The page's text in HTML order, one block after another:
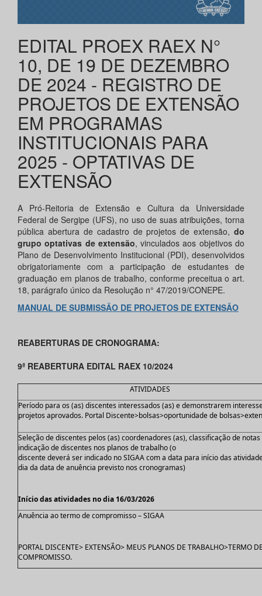
EDITAL PROEX RAEX N°
10, DE 19 DE DEZEMBRO
DE 2024 - REGISTRO DE
PROJETOS DE EXTENSÃO
EM PROGRAMAS
INSTITUCIONAIS PARA
2025 - OPTATIVAS DE
EXTENSÃO
A Pró-Reitoria de Extensão e Cultura da Universidade
Federal de Sergipe (UFS), no uso de suas atribuições, torna
pública abertura de cadastro de projetos de extensão, do
grupo optativas de extensão, vinculados aos objetivos do
Plano de Desenvolvimento Institucional (PDI), desenvolvidos
obrigatoriamente com a participação de estudantes de
graduação em planos de trabalho, conforme preceitua o art.
18, parágrafo único da Resolução n° 47/2019/CONEPE.
MANUAL DE SUBMISSÃO DE PROJETOS DE EXTENSÃO
REABERTURAS DE CRONOGRAMA:
9ª REABERTURA EDITAL RAEX 10/2024
ATIVIDADES
Período para os (as) discentes interessados (as) e demonstrarem
projetos aprovados. Portal Discente>bolsas>oportunidade de
Seleção de discentes pelos (as) coordenadores (as), classificação de notas
indicação de discentes nos planos de trabalho (o
discente deverá ser indicado no SIGAA com a data para início das
dia da data de anuência previsto nos cronogramas)
Início das atividades no dia 16/03/2026
Anuência ao termo de compromisso – SIGAA
PORTAL DISCENTE> EXTENSÃO> MEUS PLANOS DE TRABALHO>TERMO
COMPROMISSO.